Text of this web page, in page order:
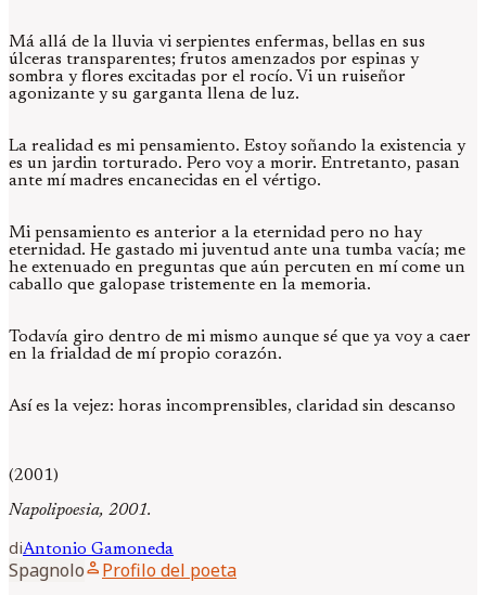
Má allá de la lluvia vi serpientes enfermas, bellas en sus
úlceras transparentes; frutos amenzados por espinas y
sombra y flores excitadas por el rocío. Vi un ruiseñor
agonizante y su garganta llena de luz.
La realidad es mi pensamiento. Estoy soñando la existencia y
es un jardin torturado. Pero voy a morir. Entretanto, pasan
ante mí madres encanecidas en el vértigo.
Mi pensamiento es anterior a la eternidad pero no hay
eternidad. He gastado mi juventud ante una tumba vacía; me
he extenuado en preguntas que aún percuten en mí come un
caballo que galopase tristemente en la memoria.
Todavía giro dentro de mi mismo aunque sé que ya voy a caer
en la frialdad de mí propio corazón.
Así es la vejez: horas incomprensibles, claridad sin descanso
(2001)
Napolipoesia, 2001.
diAntonio Gamoneda
Spagnoloperson Profilo del poeta